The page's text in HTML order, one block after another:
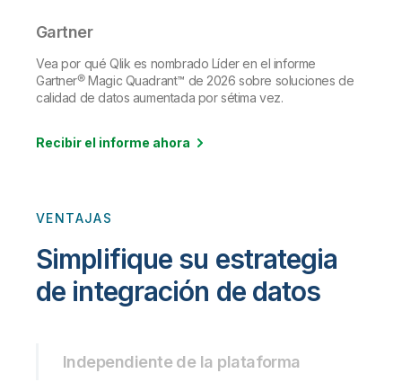
Gartner
Vea por qué Qlik es nombrado Líder en el informe
Gartner® Magic Quadrant™ de 2026 sobre soluciones de
calidad de datos aumentada por sétima vez.
Recibir el informe ahora
VENTAJAS
Simplifique su estrategia
de integración de datos
Independiente de la plataforma